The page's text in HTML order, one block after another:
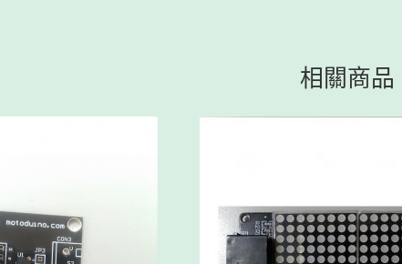
相關商品